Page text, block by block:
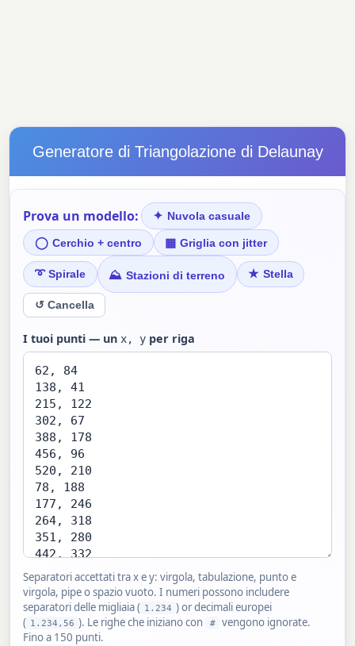
Generatore di Triangolazione di Delaunay
Prova un modello: ✦ Nuvola casuale
◯ Cerchio + centro ▦ Griglia con jitter
➰ Spirale ⛰ Stazioni di terreno ★ Stella
↺ Cancella
I tuoi punti — unx, y per riga
Separatori accettati tra x e y: virgola, tabulazione, punto e
virgola, pipe o spazio vuoto. I numeri possono includere
separatori delle migliaia ( 1.234 ) or decimali europei
( 1.234,56 ). Le righe che iniziano con #
vengono ignorate.
Fino a 150 punti.